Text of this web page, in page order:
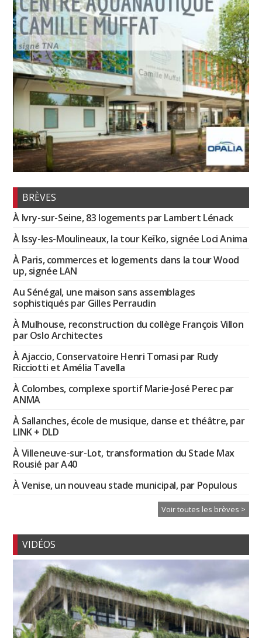
BRÈVES
À Ivry-sur-Seine, 83 logements par Lambert Lénack
À Issy-les-Moulineaux, la tour Keïko, signée Loci Anima
À Paris, commerces et logements dans la tour Wood
up, signée LAN
Au Sénégal, une maison sans assemblages
sophistiqués par Gilles Perraudin
À Mulhouse, reconstruction du collège François Villon
par Oslo Architectes
À Ajaccio, Conservatoire Henri Tomasi par Rudy
Ricciotti et Amélia Tavella
À Colombes, complexe sportif Marie-José Perec par
ANMA
À Sallanches, école de musique, danse et théâtre, par
LINK + DLD
À Villeneuve-sur-Lot, transformation du Stade Max
Rousié par A40
À Venise, un nouveau stade municipal, par Populous
Voir toutes les brèves >
VIDÉOS